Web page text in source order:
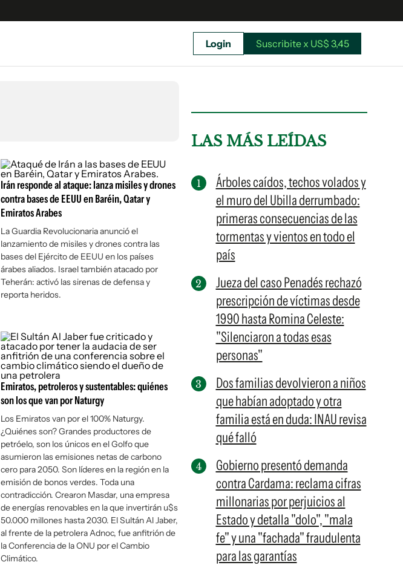
Suscribite x US$ 3,45
Login Suscribite x US$ 3,45
Irán responde al ataque: lanza misiles y drones
contra bases de EEUU en Baréin, Qatar y
Emiratos Arabes
La Guardia Revolucionaria anunció el
lanzamiento de misiles y drones contra las
bases del Ejército de EEUU en los países
árabes aliados. Israel también atacado por
Teherán: activó las sirenas de defensa y
reporta heridos.
Emiratos, petroleros y sustentables: quiénes
son los que van por Naturgy
Los Emiratos van por el 100% Naturgy.
¿Quiénes son? Grandes productores de
petróelo, son los únicos en el Golfo que
asumieron las emisiones netas de carbono
cero para 2050. Son líderes en la región en la
emisión de bonos verdes. Toda una
contradicción. Crearon Masdar, una empresa
de energías renovables en la que invertirán u$s
50.000 millones hasta 2030. El Sultán Al Jaber,
al frente de la petrolera Adnoc, fue anfitrión de
la Conferencia de la ONU por el Cambio
Climático.
LAS MÁS LEÍDAS
Árboles caídos, techos volados y
el muro del Ubilla derrumbado:
primeras consecuencias de las
tormentas y vientos en todo el
país
Jueza del caso Penadés rechazó
prescripción de víctimas desde
1990 hasta Romina Celeste:
"Silenciaron a todas esas
personas"
Dos familias devolvieron a niños
que habían adoptado y otra
familia está en duda: INAU revisa
qué falló
Gobierno presentó demanda
contra Cardama: reclama cifras
millonarias por perjuicios al
Estado y detalla "dolo", "mala
fe" y una "fachada" fraudulenta
para las garantías